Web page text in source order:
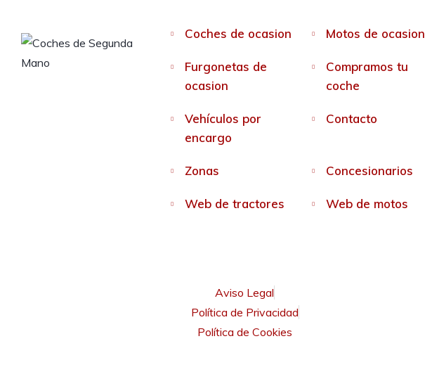
Coches de ocasion Motos de ocasion
Furgonetas de
ocasion
Compramos tu
coche
Vehículos por
encargo
Contacto
Zonas Concesionarios
Web de tractores Web de motos
Aviso Legal
Política de Privacidad
Política de Cookies